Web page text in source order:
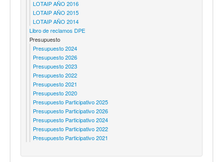
LOTAIP AÑO 2016
LOTAIP AÑO 2015
LOTAIP AÑO 2014
Libro de reclamos DPE
Presupuesto
Presupuesto 2024
Presupuesto 2026
Presupuesto 2023
Presupuesto 2022
Presupuesto 2021
Presupuesto 2020
Presupuesto Participativo 2025
Presupuesto Participativo 2026
Presupuesto Participativo 2024
Presupuesto Participativo 2022
Presupuesto Participativo 2021